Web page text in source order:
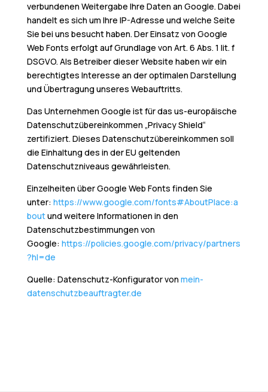
verbundenen Weitergabe Ihre Daten an Google. Dabei
handelt es sich um Ihre IP-Adresse und welche Seite
Sie bei uns besucht haben. Der Einsatz von Google
Web Fonts erfolgt auf Grundlage von Art. 6 Abs. 1 lit. f
DSGVO. Als Betreiber dieser Website haben wir ein
berechtigtes Interesse an der optimalen Darstellung
und Übertragung unseres Webauftritts.
Das Unternehmen Google ist für das us-europäische
Datenschutzübereinkommen „Privacy Shield“
zertifiziert. Dieses Datenschutzübereinkommen soll
die Einhaltung des in der EU geltenden
Datenschutzniveaus gewährleisten.
Einzelheiten über Google Web Fonts finden Sie
unter: https://www.google.com/fonts#AboutPlace:a
boutund weitere Informationen in den
Datenschutzbestimmungen von
Google: https://policies.google.com/privacy/partners
?hl=de
Quelle: Datenschutz-Konfigurator von mein-
datenschutzbeauftragter.de